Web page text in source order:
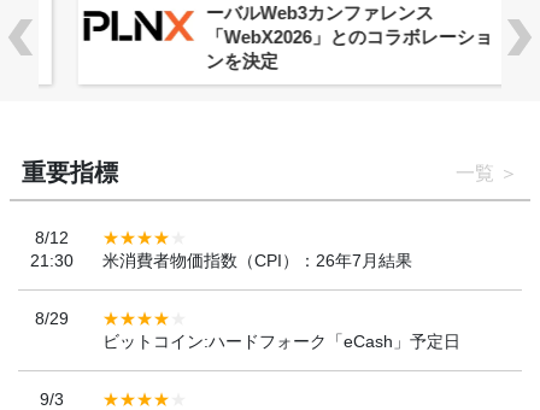
ーバルWeb3カンファレンス
「WebX2026」とのコラボレーショ
ンを決定
重要指標 一覧
8/12
21:30
米消費者物価指数（CPI）：26年7月結果
8/29
ビットコイン:ハードフォーク「eCash」予定日
9/3